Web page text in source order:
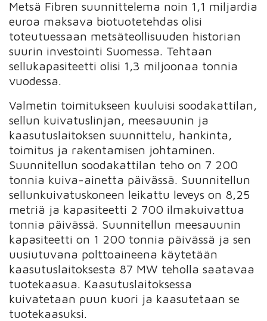
Metsä Fibren suunnittelema noin 1,1 miljardia
euroa maksava biotuotetehdas olisi
toteutuessaan metsäteollisuuden historian
suurin investointi Suomessa. Tehtaan
sellukapasiteetti olisi 1,3 miljoonaa tonnia
vuodessa.
Valmetin toimitukseen kuuluisi soodakattilan,
sellun kuivatuslinjan, meesauunin ja
kaasutuslaitoksen suunnittelu, hankinta,
toimitus ja rakentamisen johtaminen.
Suunnitellun soodakattilan teho on 7 200
tonnia kuiva-ainetta päivässä. Suunnitellun
sellunkuivatuskoneen leikattu leveys on 8,25
metriä ja kapasiteetti 2 700 ilmakuivattua
tonnia päivässä. Suunnitellun meesauunin
kapasiteetti on 1 200 tonnia päivässä ja sen
uusiutuvana polttoaineena käytetään
kaasutuslaitoksesta 87 MW teholla saatavaa
tuotekaasua. Kaasutuslaitoksessa
kuivatetaan puun kuori ja kaasutetaan se
tuotekaasuksi.